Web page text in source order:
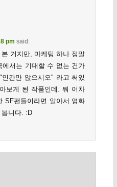
pm said:
거지만, 마케팅 하나 정말
서는 기대할 수 없는 건가
간만 앉으시오" 라고 써있
보게 된 작품인데. 뭐 어차
SF팬들이라면 알아서 영화
니다. :D